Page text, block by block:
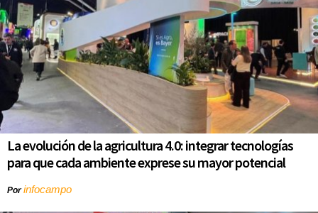
La evolución de la agricultura 4.0: integrar tecnologías
para que cada ambiente exprese su mayor potencial
Porinfocampo